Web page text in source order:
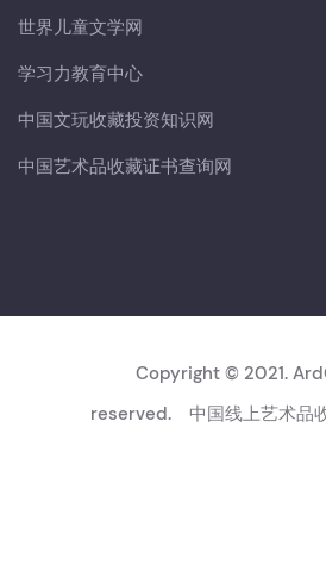
世界儿童文学网
学习力教育中心
中国文玩收藏投资知识网
中国艺术品收藏证书查询网
Copyright © 2021.
reserved. 中国线上艺术品